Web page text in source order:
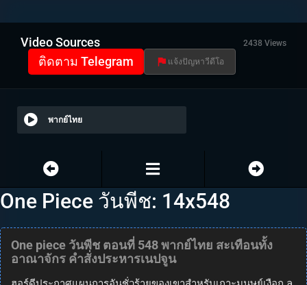
Video Sources 2438 Views
ติดตาม Telegram แจ้งปัญหาวีดีโอ
พากย์ไทย
One Piece วันพีช: 14x548
One piece วันพีช ตอนที่ 548 พากย์ไทย สะเทือนทั้ง
อาณาจักร คำสั่งประหารเนปจูน